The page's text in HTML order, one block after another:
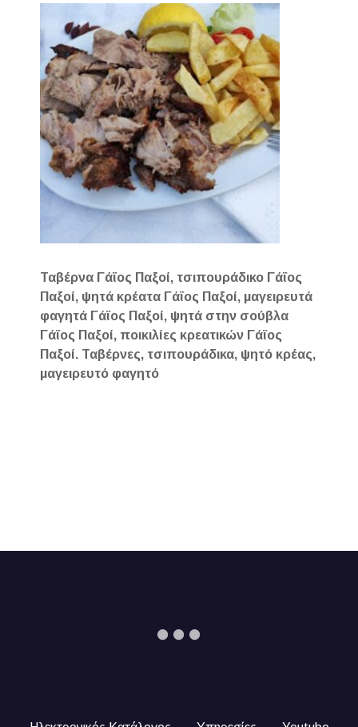
Ταβέρνα Γάϊος Παξοί, τσιπουράδικο Γάϊος
Παξοί, ψητά κρέατα Γάϊος Παξοί, μαγειρευτά
φαγητά Γάϊος Παξοί, ψητά στην σούβλα
Γάϊος Παξοί, ποικιλίες κρεατικών Γάϊος
Παξοί. Ταβέρνες, τσιπουράδικα, ψητό κρέας,
μαγειρευτό φαγητό